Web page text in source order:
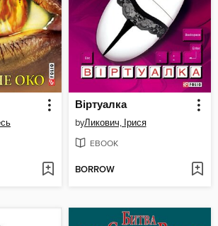
Віртуалка
byЛикович, Ірися
EBOOK
BORROW